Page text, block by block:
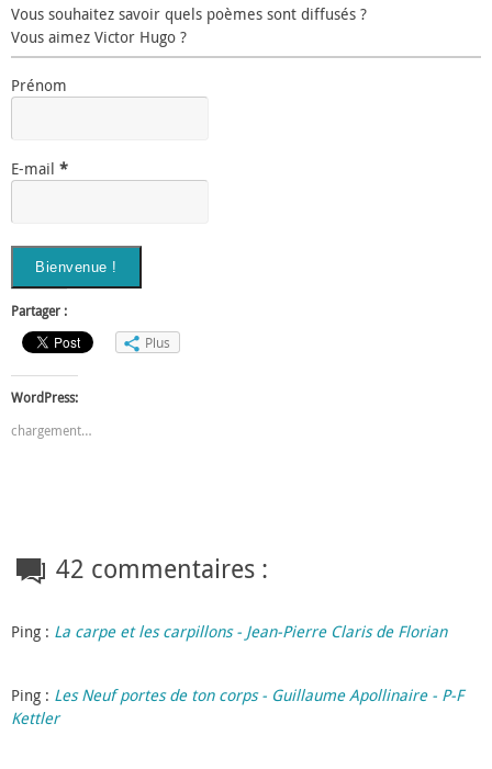
Vous souhaitez savoir quels poèmes sont diffusés ?
Vous aimez Victor Hugo ?
Prénom
E-mail *
Partager :
Plus
WordPress:
chargement…
42 commentaires :
Ping : La carpe et les carpillons - Jean-Pierre Claris de Florian
Ping : Les Neuf portes de ton corps - Guillaume Apollinaire - P-F
Kettler